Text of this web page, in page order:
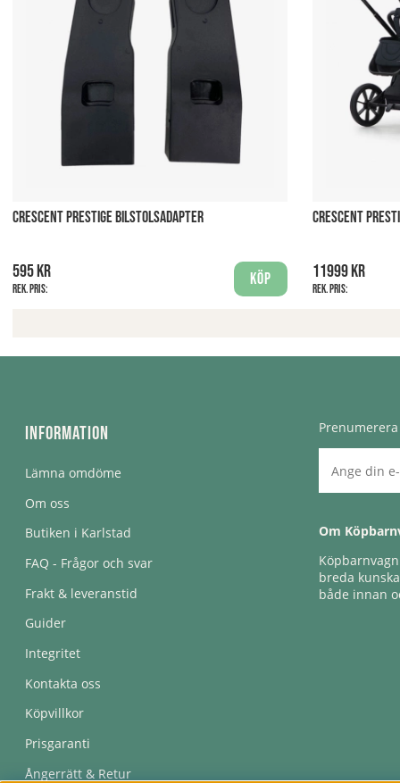
CRESCENT PRESTIGE BILSTOLSADAPTER
595 kr
Rek. pris:
Köp
CRESCENT
11999 kr
Rek. pris:
Information
Lämna omdöme
Om oss
Butiken i Karlstad
FAQ - Frågor och svar
Frakt & leveranstid
Guider
Integritet
Kontakta oss
Köpvillkor
Prisgaranti
Ångerrätt & Retur
Om
breda
både innan